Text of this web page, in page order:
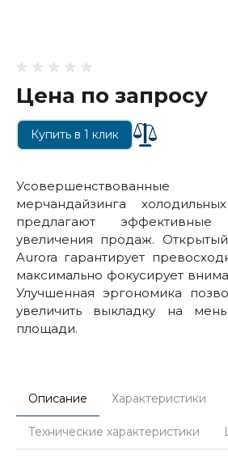
Цена по запросу
Купить в 1 клик
Усовершенствованные
мерчандайзинга
предлагают
увеличения продаж.
Aurora гарантирует
максимально фокусирует
Улучшенная эргономика
увеличить выкладку на
площади.
Описание Характеристики
Технические характеристики